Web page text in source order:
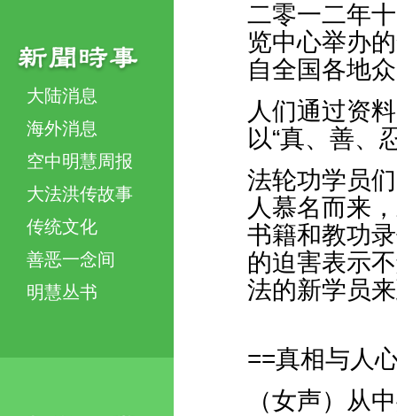
大陆消息
海外消息
空中明慧周报
大法洪传故事
传统文化
善恶一念间
明慧丛书
二零一二年
览中心举办
自全国各地
人们通过资
以“真、善、
法轮功学员
人慕名而来
书籍和教功
的迫害表示
法的新学员
==真相与人
（女声）从